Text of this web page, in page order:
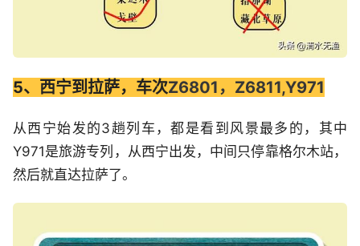
5、西宁到拉萨，车次Z6801，Z6811,Y971
从西宁始发的3趟列车，都是看到风景最多的，其中
Y971是旅游专列，从西宁出发，中间只停靠格尔木站，
然后就直达拉萨了。